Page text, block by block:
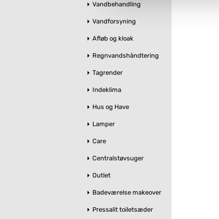
Du kan se mere om,
Vandbehandling
Vandforsyning
Afløb og kloak
Regnvandshåndtering
Tagrender
Indeklima
Hus og Have
Lamper
Care
Centralstøvsuger
Outlet
Badeværelse makeover
Pressalit toiletsæder